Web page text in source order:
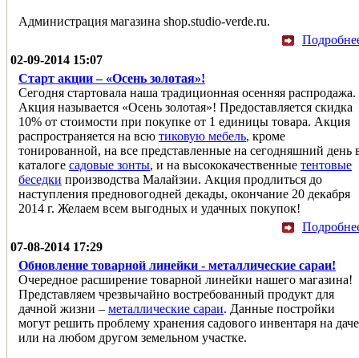
Администрация магазина shop.studio-verde.ru.
02-09-2014 15:07
Старт акции – «Осень золотая»!
Сегодня стартовала наша традиционная осенняя распродажа.
Акция называется «Осень золотая»! Предоставляется скидка
10% от стоимости при покупке от 1 единицы товара. Акция
распространяется на всю тиковую мебель, кроме
тонированной, на все представленные на сегодняшний день
каталоге садовые зонты, и на высококачественные тентовые
беседки производства Малайзии. Акция продлиться до
наступления предновогодней декады, окончание 20 декабря
2014 г. Желаем всем выгодных и удачных покупок!
07-08-2014 17:29
Обновление товарной линейки - металлические сараи!
Очередное расширение товарной линейки нашего магазина!
Представляем чрезвычайно востребованный продукт для
дачной жизни – металлические сараи. Данные постройки
могут решить проблему хранения садового инвентаря на даче
или на любом другом земельном участке.